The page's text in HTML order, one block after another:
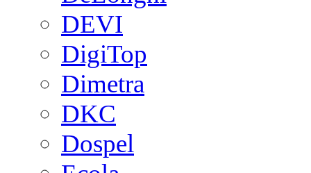
DEVI
DigiTop
Dimetra
DKC
Dospel